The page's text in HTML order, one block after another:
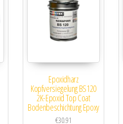
Epoxidharz
Kopfversiegelung BS120
2K-Epoxid Top Coat
Bodenbeschichtung Epoxy
€30.91